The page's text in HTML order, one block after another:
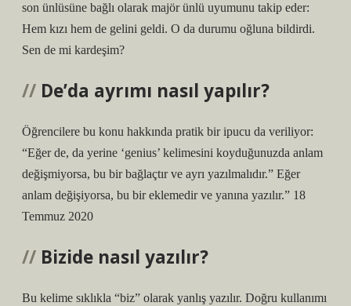
son ünlüsüne bağlı olarak majör ünlü uyumunu takip eder:
Hem kızı hem de gelini geldi. O da durumu oğluna bildirdi.
Sen de mi kardeşim?
De’da ayrımı nasıl yapılır?
Öğrencilere bu konu hakkında pratik bir ipucu da veriliyor:
“Eğer de, da yerine ‘genius’ kelimesini koyduğunuzda anlam
değişmiyorsa, bu bir bağlaçtır ve ayrı yazılmalıdır.” Eğer
anlam değişiyorsa, bu bir eklemedir ve yanına yazılır.” 18
Temmuz 2020
Bizide nasıl yazılır?
Bu kelime sıklıkla “biz” olarak yanlış yazılır. Doğru kullanımı